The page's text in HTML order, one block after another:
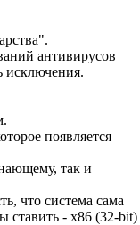
антивирусов
исключения.
появляется
так и
что система сама
ставить - x86 (32-bit)